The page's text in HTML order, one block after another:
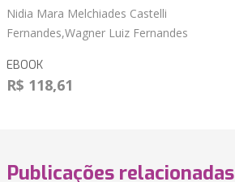
Nidia Mara Melchiades Castelli
Fernandes,Wagner Luiz Fernandes
EBOOK
R$ 118,61
Publicações relacionadas